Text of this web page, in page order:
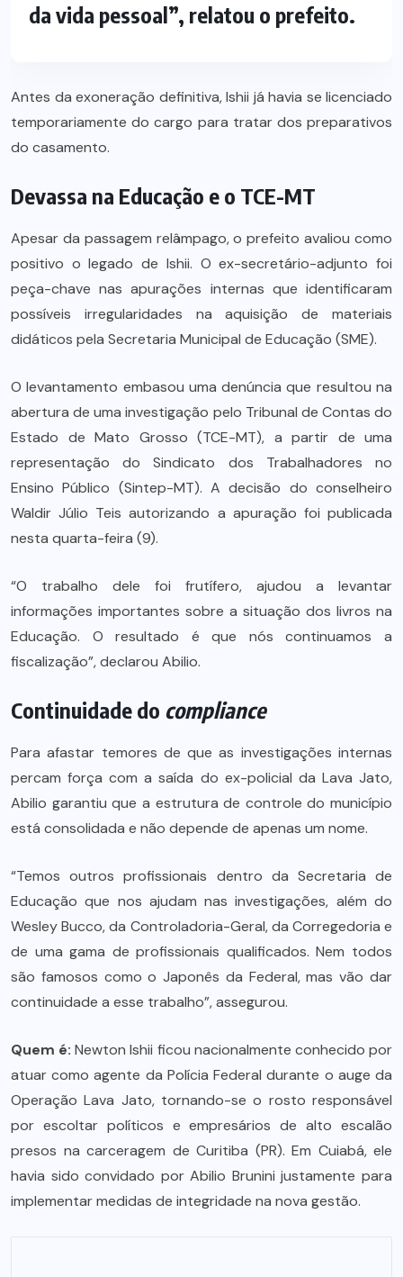
da vida pessoal”, relatou o prefeito.
Antes da exoneração definitiva, Ishii já havia se licenciado
temporariamente do cargo para tratar dos preparativos
do casamento.
Devassa na Educação e o TCE-MT
Apesar da passagem relâmpago, o prefeito avaliou como
positivo o legado de Ishii. O ex-secretário-adjunto foi
peça-chave nas apurações internas que identificaram
possíveis irregularidades na aquisição de materiais
didáticos pela Secretaria Municipal de Educação (SME).
O levantamento embasou uma denúncia que resultou na
abertura de uma investigação pelo Tribunal de Contas do
Estado de Mato Grosso (TCE-MT), a partir de uma
representação do Sindicato dos Trabalhadores no
Ensino Público (Sintep-MT). A decisão do conselheiro
Waldir Júlio Teis autorizando a apuração foi publicada
nesta quarta-feira (9).
“O trabalho dele foi frutífero, ajudou a levantar
informações importantes sobre a situação dos livros na
Educação. O resultado é que nós continuamos a
fiscalização”, declarou Abilio.
Continuidade do compliance
Para afastar temores de que as investigações internas
percam força com a saída do ex-policial da Lava Jato,
Abilio garantiu que a estrutura de controle do município
está consolidada e não depende de apenas um nome.
“Temos outros profissionais dentro da Secretaria de
Educação que nos ajudam nas investigações, além do
Wesley Bucco, da Controladoria-Geral, da Corregedoria e
de uma gama de profissionais qualificados. Nem todos
são famosos como o Japonês da Federal, mas vão dar
continuidade a esse trabalho”, assegurou.
Quem é: Newton Ishii ficou nacionalmente conhecido por
atuar como agente da Polícia Federal durante o auge da
Operação Lava Jato, tornando-se o rosto responsável
por escoltar políticos e empresários de alto escalão
presos na carceragem de Curitiba (PR). Em Cuiabá, ele
havia sido convidado por Abilio Brunini justamente para
implementar medidas de integridade na nova gestão.